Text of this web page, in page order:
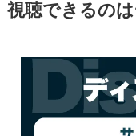
視聴できるの